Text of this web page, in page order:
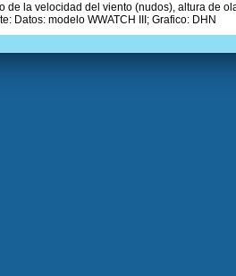
de la velocidad del viento (nudos), altura de
Datos: modelo WWATCH III; Grafico: DHN